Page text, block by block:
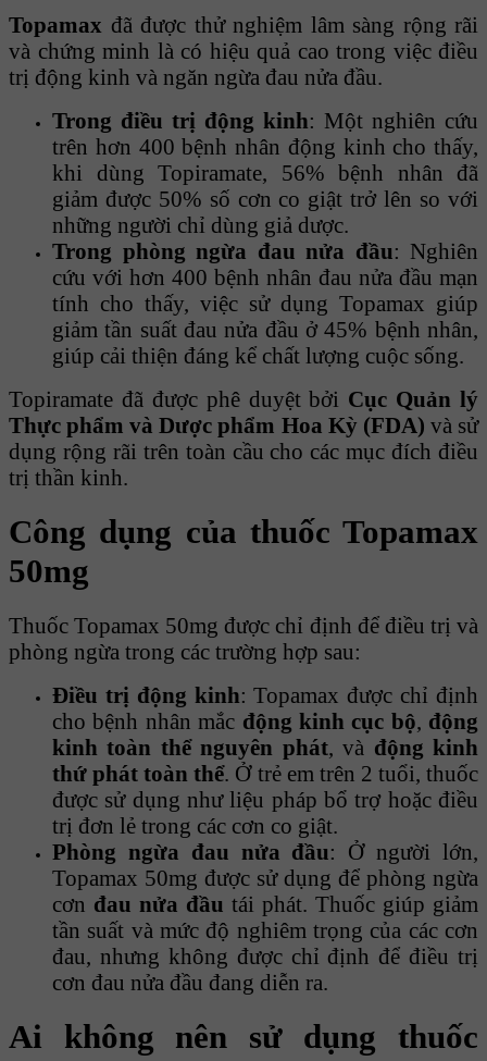
Topamax đã được thử nghiệm lâm sàng rộng rãi
và chứng minh là có hiệu quả cao trong việc điều
trị động kinh và ngăn ngừa đau nửa đầu.
Trong điều trị động kinh: Một nghiên cứu
trên hơn 400 bệnh nhân động kinh cho thấy,
khi dùng Topiramate, 56% bệnh nhân đã
giảm được 50% số cơn co giật trở lên so với
những người chỉ dùng giả dược.
Trong phòng ngừa đau nửa đầu: Nghiên
cứu với hơn 400 bệnh nhân đau nửa đầu mạn
tính cho thấy, việc sử dụng Topamax giúp
giảm tần suất đau nửa đầu ở 45% bệnh nhân,
giúp cải thiện đáng kể chất lượng cuộc sống.
Topiramate đã được phê duyệt bởi Cục Quản lý
Thực phẩm và Dược phẩm Hoa Kỳ (FDA) và sử
dụng rộng rãi trên toàn cầu cho các mục đích điều
trị thần kinh.
Công dụng của thuốc Topamax
50mg
Thuốc Topamax 50mg được chỉ định để điều trị và
phòng ngừa trong các trường hợp sau:
Điều trị động kinh: Topamax được chỉ định
cho bệnh nhân mắc động kinh cục bộ, động
kinh toàn thể nguyên phát, và động kinh
thứ phát toàn thể. Ở trẻ em trên 2 tuổi, thuốc
được sử dụng như liệu pháp bổ trợ hoặc điều
trị đơn lẻ trong các cơn co giật.
Phòng ngừa đau nửa đầu: Ở người lớn,
Topamax 50mg được sử dụng để phòng ngừa
cơn đau nửa đầu tái phát. Thuốc giúp giảm
tần suất và mức độ nghiêm trọng của các cơn
đau, nhưng không được chỉ định để điều trị
cơn đau nửa đầu đang diễn ra.
Ai không nên sử dụng thuốc